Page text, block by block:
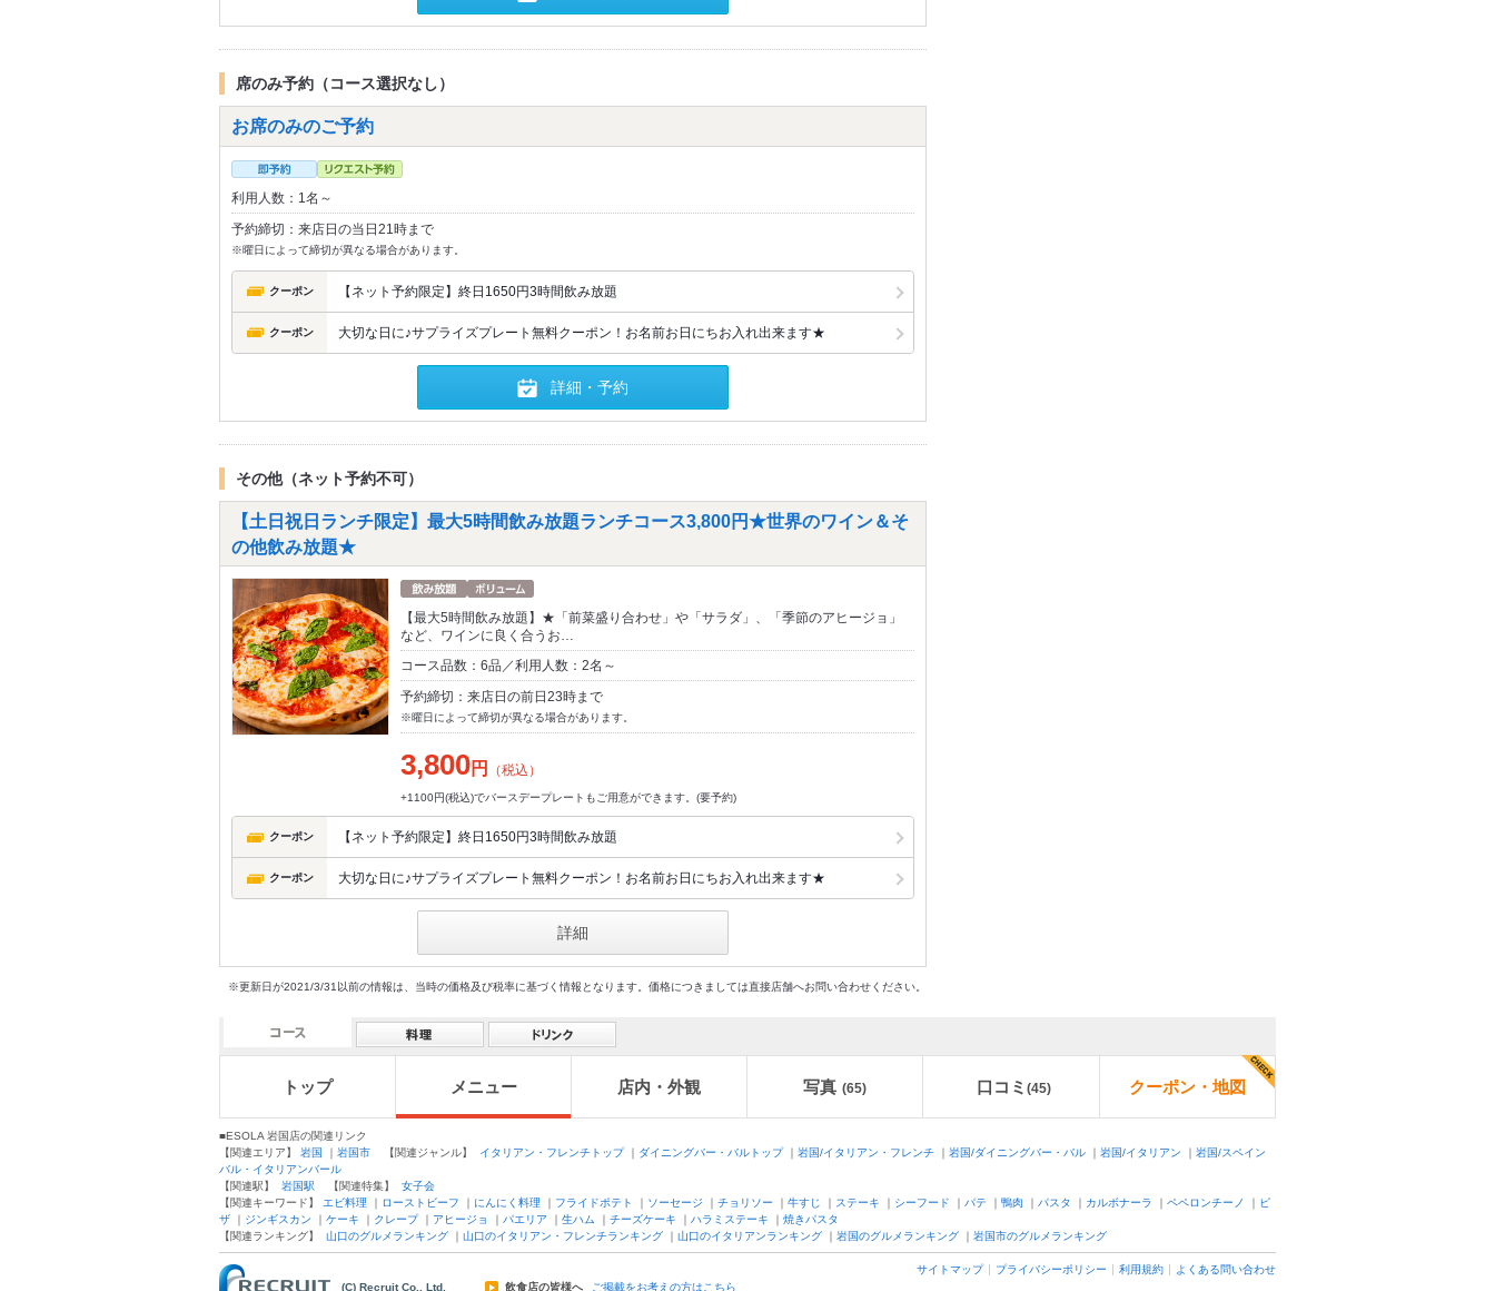
席のみ予約（コース選択なし）
お席のみのご予約
利用人数：1名～
予約締切：来店日の当日21時まで
※曜日によって締切が異なる場合があります。
クーポン 【ネット予約限定】終日1650円3時間飲み放題
クーポン 大切な日に♪サプライズプレート無料クーポン！お名前お日にちお入れ出来ます★
詳細・予約
その他（ネット予約不可）
【土日祝日ランチ限定】最大5時間飲み放題ランチコース3,800円★世界のワイン＆そ
の他飲み放題★
【最大5時間飲み放題】★「前菜盛り合わせ」や「サラダ」、「季節のアヒージョ」
など、ワインに良く合うお…
コース品数：6品／利用人数：2名～
予約締切：来店日の前日23時まで
※曜日によって締切が異なる場合があります。
3,800円 （税込）
+1100円(税込)でバースデープレートもご用意ができます。(要予約)
クーポン 【ネット予約限定】終日1650円3時間飲み放題
クーポン 大切な日に♪サプライズプレート無料クーポン！お名前お日にちお入れ出来ます★
詳細
※更新日が2021/3/31以前の情報は、当時の価格及び税率に基づく情報となります。価格につきましては直接店舗へお問い合わせください。
トップ メニュー 店内・外観 写真 (65) 口コミ (45) クーポン・地図
■ESOLA 岩国店の関連リンク
【関連エリア】 岩国 岩国市 【関連ジャンル】 イタリアン・フレンチトップ ダイニングバー・バルトップ 岩国/イタリアン・フレンチ 岩国/ダイニングバー・バル 岩国/イタリアン
岩国/スペイン
バル・イタリアンバール
【関連駅】 岩国駅 【関連特集】 女子会
【関連キーワード】 エビ料理 ローストビーフ にんにく料理 フライドポテト ソーセージ チョリソー 牛すじ ステーキ シーフード パテ 鴨肉 パスタ カルボナーラ ペペロンチーノ
ピ
ザ
ジンギスカン ケーキ クレープ アヒージョ パエリア 生ハム チーズケーキ ハラミステーキ
焼きパスタ
【関連ランキング】 山口のグルメランキング 山口のイタリアン・フレンチランキング 山口のイタリアンランキング 岩国のグルメランキング 岩国市のグルメランキング
サイトマップ プライバシーポリシー 利用規約
よくある問い合わせ
(C) Recruit Co., Ltd.
飲食店の皆様へ ご掲載をお考えの方はこちら